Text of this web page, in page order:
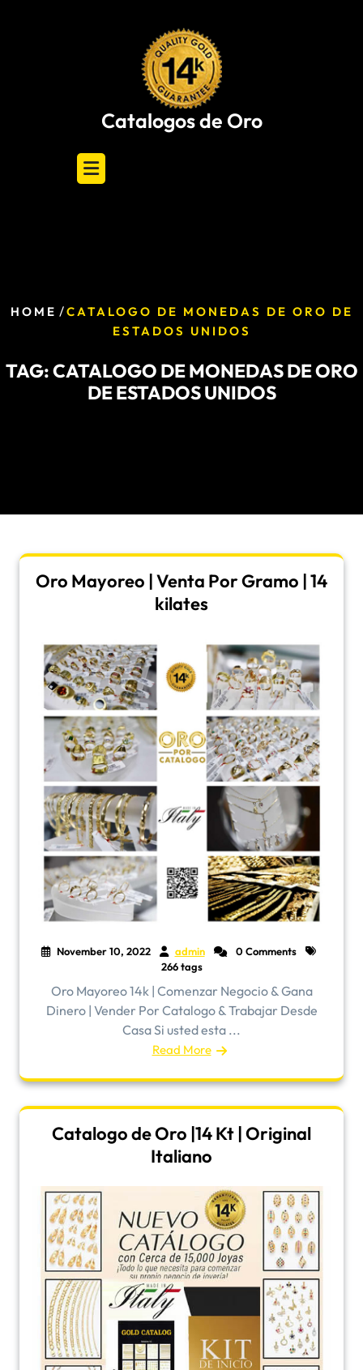
Catalogos de Oro
HOME /CATALOGO DE MONEDAS DE ORO DE
ESTADOS UNIDOS
TAG:CATALOGO DE MONEDAS DE ORO
DE ESTADOS UNIDOS
Oro Mayoreo | Venta Por Gramo | 14
kilates
November 10, 2022 admin
0 Comments
266 tags
Oro Mayoreo 14k | Comenzar Negocio & Gana
Dinero | Vender Por Catalogo & Trabajar Desde
Casa Si usted esta ...
Read More
Catalogo de Oro |14 Kt | Original
Italiano